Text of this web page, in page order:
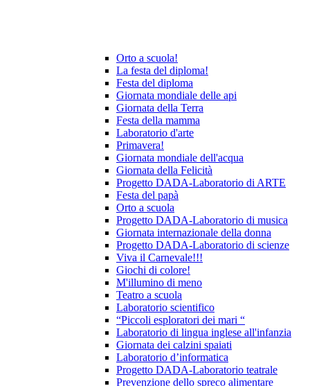
Orto a scuola!
La festa del diploma!
Festa del diploma
Giornata mondiale delle api
Giornata della Terra
Festa della mamma
Laboratorio d'arte
Primavera!
Giornata mondiale dell'acqua
Giornata della Felicità
Progetto DADA-Laboratorio di ARTE
Festa del papà
Orto a scuola
Progetto DADA-Laboratorio di musica
Giornata internazionale della donna
Progetto DADA-Laboratorio di scienze
Viva il Carnevale!!!
Giochi di colore!
M'illumino di meno
Teatro a scuola
Laboratorio scientifico
“Piccoli esploratori dei mari “
Laboratorio di lingua inglese all'infanzia
Giornata dei calzini spaiati
Laboratorio d’informatica
Progetto DADA-Laboratorio teatrale
Prevenzione dello spreco alimentare